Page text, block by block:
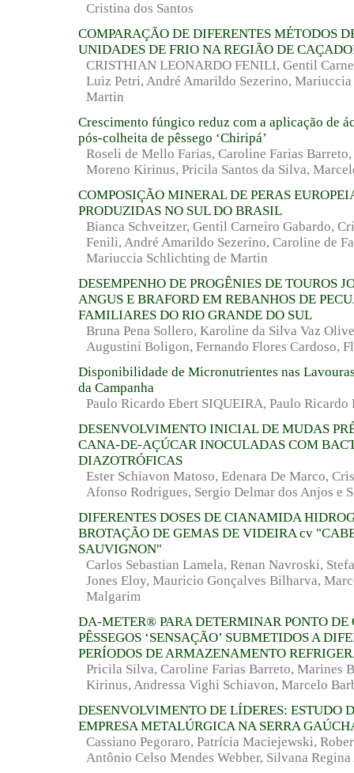
Cristina dos Santos
COMPARAÇÃO DE DIFERENTES MÉTODOS
UNIDADES DE FRIO NA REGIÃO DE
CRISTHIAN LEONARDO FENILI, Gentil
Luiz Petri, André Amarildo Sezerino,
Martin
Crescimento fúngico reduz com a aplicação de
pós-colheita de pêssego ‘Chiripá’
Roseli de Mello Farias, Caroline Farias
Moreno Kirinus, Pricila Santos da Silva,
COMPOSIÇÃO MINERAL DE PERAS
PRODUZIDAS NO SUL DO BRASIL
Bianca Schveitzer, Gentil Carneiro Gabardo,
Fenili, André Amarildo Sezerino, Caroline de
Mariuccia Schlichting de Martin
DESEMPENHO DE PROGÊNIES DE TOUROS
ANGUS E BRAFORD EM REBANHOS DE
FAMILIARES DO RIO GRANDE DO SUL
Bruna Pena Sollero, Karoline da Silva Vaz
Augustini Boligon, Fernando Flores Cardoso,
Disponibilidade de Micronutrientes nas
da Campanha
Paulo Ricardo Ebert SIQUEIRA, Paulo Ricardo
DESENVOLVIMENTO INICIAL DE MUDAS
CANA-DE-AÇÚCAR INOCULADAS COM
DIAZOTRÓFICAS
Ester Schiavon Matoso, Edenara De Marco,
Afonso Rodrigues, Sergio Delmar dos Anjos e
DIFERENTES DOSES DE CIANAMIDA
BROTAÇÃO DE GEMAS DE VIDEIRA cv
SAUVIGNON"
Carlos Sebastian Lamela, Renan Navroski,
Jones Eloy, Mauricio Gonçalves Bilharva,
Malgarim
DA-METER® PARA DETERMINAR PONTO DE
PÊSSEGOS ‘SENSAÇÃO’ SUBMETIDOS A
PERÍODOS DE ARMAZENAMENTO
Pricila Silva, Caroline Farias Barreto, Marines
Kirinus, Andressa Vighi Schiavon, Marcelo
DESENVOLVIMENTO DE LÍDERES: ESTUDO
EMPRESA METALÚRGICA NA SERRA
Cassiano Pegoraro, Patrícia Maciejewski,
Antônio Celso Mendes Webber, Silvana